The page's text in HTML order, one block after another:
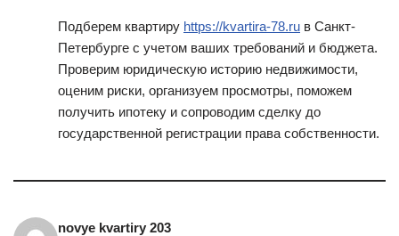
Подберем квартиру https://kvartira-78.ru в Санкт-
Петербурге с учетом ваших требований и бюджета.
Проверим юридическую историю недвижимости,
оценим риски, организуем просмотры, поможем
получить ипотеку и сопроводим сделку до
государственной регистрации права собственности.
novye kvartiry 203